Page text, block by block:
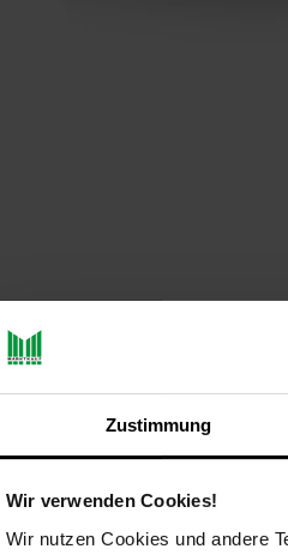
Zustimmung
Wir verwenden Cookies!
Wir nutzen Cookies und andere